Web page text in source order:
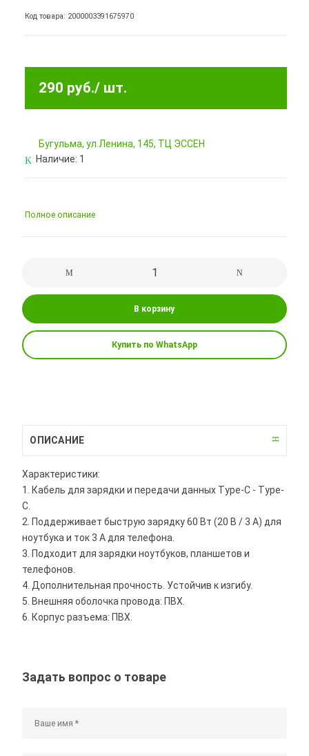
Код товара: 2000003391675970
290 руб./ шт.
Бугульма, ул.Ленина, 145, ТЦ ЭССЕН
Наличие: 1
Полное описание
В корзину
Купить по WhatsApp
ОПИСАНИЕ
Характеристики:
1. Кабель для зарядки и передачи данных Type-C - Type-
C.
2. Поддерживает быструю зарядку 60 Вт (20 В / 3 А) для
ноутбука и ток 3 А для телефона.
3. Подходит для зарядки ноутбуков, планшетов и
телефонов.
4. Дополнительная прочность. Устойчив к изгибу.
5. Внешняя оболочка провода: ПВХ.
6. Корпус разъема: ПВХ.
Задать вопрос о товаре